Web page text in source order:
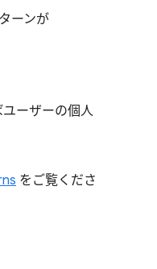
ーンが
ーザーの個人
をご覧くださ